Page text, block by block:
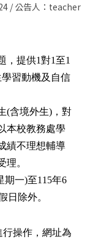
/ 公告人：teacher
，提供1對1至1
習動機及自信
(含境外生) ，對
本校教務處學
績不理想輔導
理。
期一)至115年6
日除外。
操作，網址為